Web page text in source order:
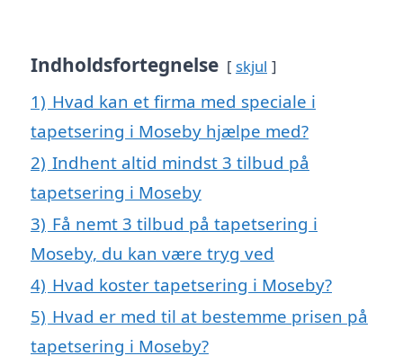
Indholdsfortegnelse skjul
1) Hvad kan et firma med speciale i
tapetsering i Moseby hjælpe med?
2) Indhent altid mindst 3 tilbud på
tapetsering i Moseby
3) Få nemt 3 tilbud på tapetsering i
Moseby, du kan være tryg ved
4) Hvad koster tapetsering i Moseby?
5) Hvad er med til at bestemme prisen på
tapetsering i Moseby?